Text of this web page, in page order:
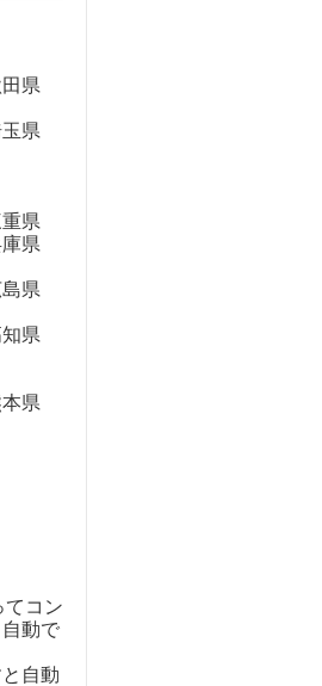
県
県
県
県
県
県
県
コン
動で
自動